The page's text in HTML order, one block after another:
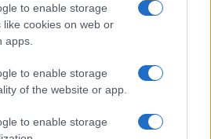
to enable storage
like cookies on web or
apps.
to enable storage
of the website or app.
to enable storage
limitata la libertà
gli internauti dubbiosi, critici